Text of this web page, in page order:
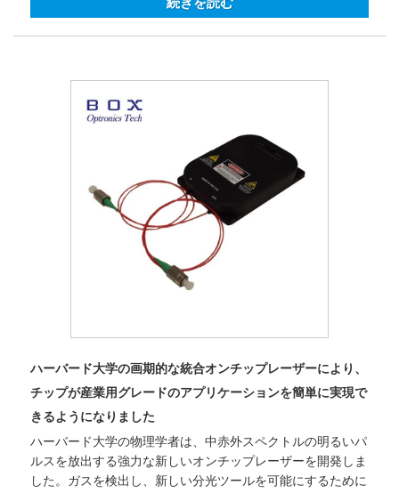
ハーバード大学の画期的な統合オンチップレーザーにより、
チップが産業用グレードのアプリケーションを簡単に実現で
きるようになりました
ハーバード大学の物理学者は、中赤外スペクトルの明るいパ
ルスを放出する強力な新しいオンチップレーザーを開発しま
した。ガスを検出し、新しい分光ツールを可能にするために